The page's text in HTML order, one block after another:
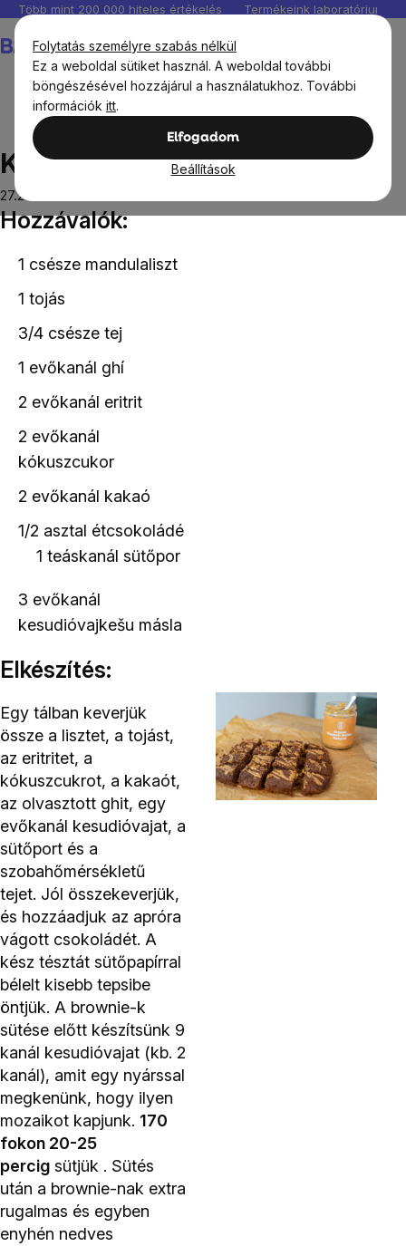
Folytatás személyre szabás nélkül
Ez a weboldal sütiket használ. A weboldal további
böngészésével hozzájárul a használatukhoz. További
információk itt.
Elfogadom
Beállítások
Ugrás
fő
tartalomhoz
Több mint 200 000 hiteles értékelés Termékeink
Édes receptek Kesudiós Brownies
Kesudiós Brownies
27.2.2023
Hozzávalók:
1 csésze mandulaliszt
1 tojás
3/4 csésze tej
1 evőkanál ghí
2 evőkanál eritrit
2 evőkanál
kókuszcukor
2 evőkanál kakaó
1/2 asztal étcsokoládé
1 teáskanál sütőpor
3 evőkanál
kesudióvajkešu másla
Elkészítés:
Egy tálban keverjük
össze a lisztet, a tojást,
az eritritet, a
kókuszcukrot, a kakaót,
az olvasztott ghit, egy
evőkanál kesudióvajat, a
sütőport és a
szobahőmérsékletű
tejet. Jól összekeverjük,
és hozzáadjuk az apróra
vágott csokoládét. A
kész tésztát sütőpapírral
bélelt kisebb tepsibe
öntjük. A brownie-k
sütése előtt készítsünk 9
kanál kesudióvajat (kb. 2
kanál), amit egy nyárssal
megkenünk, hogy ilyen
mozaikot kapjunk. 170
fokon 20-25
percig sütjük . Sütés
után a brownie-nak extra
rugalmas és egyben
enyhén nedves